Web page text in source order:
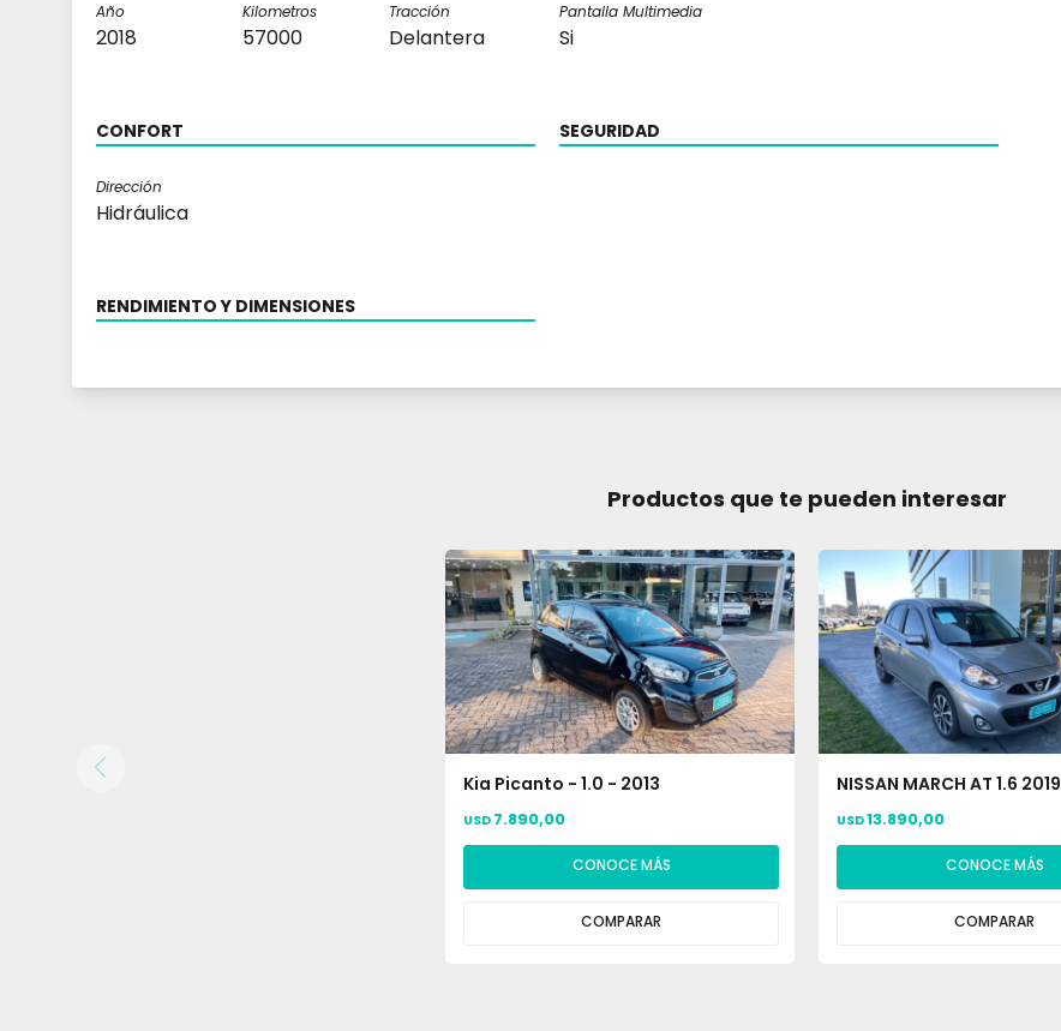
Año
2018
Kilometros
57000
Tracción
Delantera
Pantalla Multimedia
Si
CONFORT
Dirección
Hidráulica
SEGURIDAD
RENDIMIENTO Y DIMENSIONES
Productos que te pueden interesar
Kia Picanto - 1.0 - 2013
USD 7.890,00
CONOCE MÁS
COMPARAR
NISSAN MARCH AT 1.6 2019
USD13.890,00
CONOCE MÁS
COMPARAR